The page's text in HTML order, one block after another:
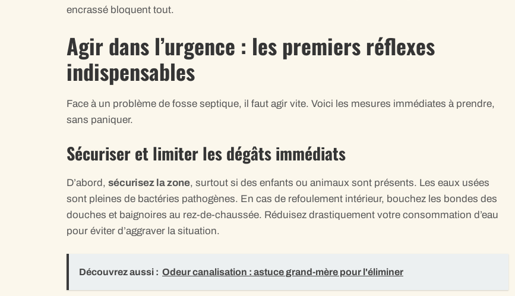
encrassé bloquent tout.
Agir dans l’urgence : les premiers réflexes
indispensables
Face à un problème de fosse septique, il faut agir vite. Voici les mesures immédiates à prendre,
sans paniquer.
Sécuriser et limiter les dégâts immédiats
D’abord, sécurisez la zone, surtout si des enfants ou animaux sont présents. Les eaux usées
sont pleines de bactéries pathogènes. En cas de refoulement intérieur, bouchez les bondes des
douches et baignoires au rez-de-chaussée. Réduisez drastiquement votre consommation d’eau
pour éviter d’aggraver la situation.
Découvrez aussi : Odeur canalisation : astuce grand-mère pour l'éliminer